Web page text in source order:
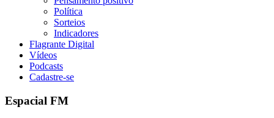
Política
Sorteios
Indicadores
Flagrante Digital
Vídeos
Podcasts
Cadastre-se
Espacial FM